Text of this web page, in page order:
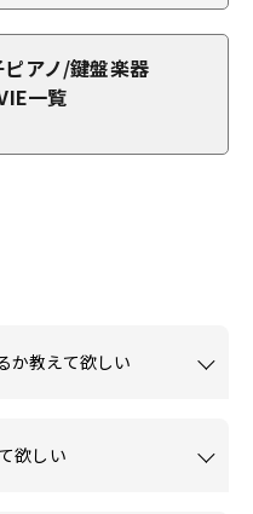
ピアノ/鍵盤楽器
一覧
か教えて欲しい
欲しい